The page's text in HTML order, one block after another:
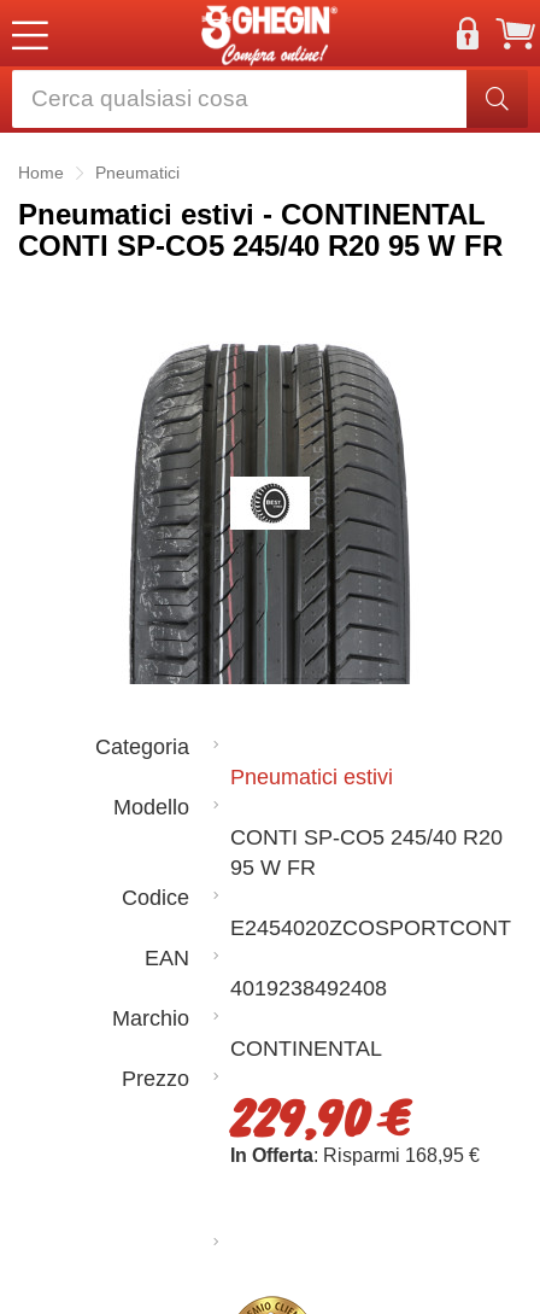
Home Pneumatici
Pneumatici estivi - CONTINENTAL
CONTI SP-CO5 245/40 R20 95 W FR
Categoria
Pneumatici estivi
Modello
CONTI SP-CO5 245/40 R20
95 W FR
Codice
E2454020ZCOSPORTCONT
EAN
4019238492408
Marchio
CONTINENTAL
Prezzo
229,90 €
In Offerta: Risparmi 168,95 €